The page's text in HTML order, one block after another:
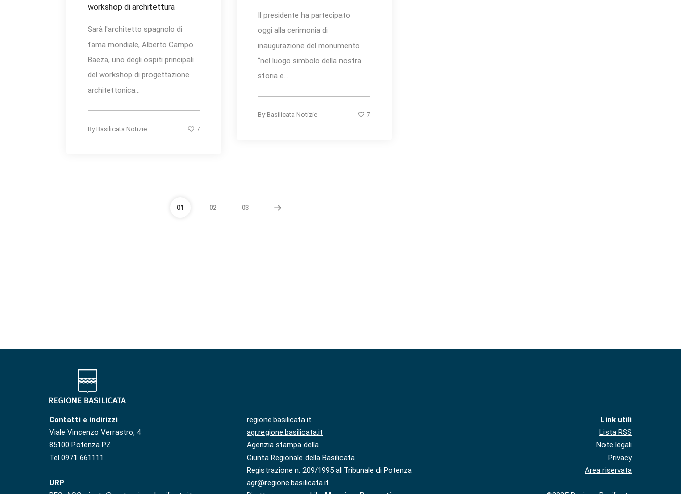
Il presidente ha partecipato
oggi alla cerimonia di
inaugurazione del monumento
“nel luogo simbolo della nostra
storia e...
By Basilicata Notizie 7
workshop di architettura
Sarà l'architetto spagnolo di
fama mondiale, Alberto Campo
Baeza, uno degli ospiti principali
del workshop di progettazione
architettonica...
By Basilicata Notizie 7
01 02 03
Contatti e indirizzi
Viale Vincenzo Verrastro, 4
85100 Potenza PZ
Tel 0971 661111
URP
regione.basilicata.it
agr.regione.basilicata.it
Agenzia stampa della
Giunta Regionale della Basilicata
Registrazione n. 209/1995 al Tribunale di Potenza
agr@regione.basilicata.it
Link utili
Lista RSS
Note legali
Privacy
Area riservata